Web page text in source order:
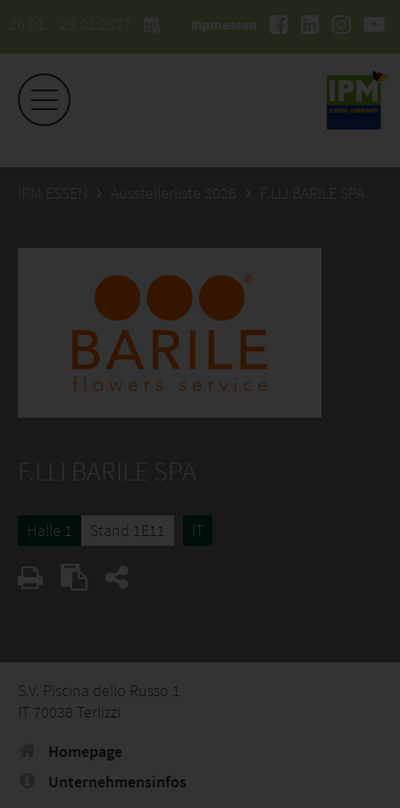
26.01. - 29.01.2027 #ipmessen
IPM ESSEN Ausstellerliste 2026 F.LLI BARILE SPA
F.LLI BARILE SPA
Halle 1 Stand 1E11 IT
S.V. Piscina dello Russo 1
IT 70038 Terlizzi
Homepage
Unternehmensinfos